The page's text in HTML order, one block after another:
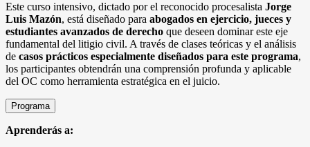
Este curso intensivo, dictado por el reconocido procesalista Jorge
Luis Mazón, está diseñado para abogados en ejercicio, jueces y
estudiantes avanzados de derecho que deseen dominar este eje
fundamental del litigio civil. A través de clases teóricas y el análisis
de casos prácticos especialmente diseñados para este programa,
los participantes obtendrán una comprensión profunda y aplicable
del OC como herramienta estratégica en el juicio.
Programa
Aprenderás a: